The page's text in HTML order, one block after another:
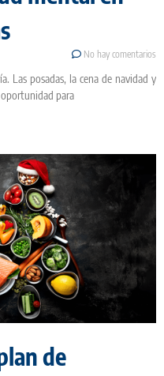
No hay comentarios
Las posadas, la cena de navidad y
para
de